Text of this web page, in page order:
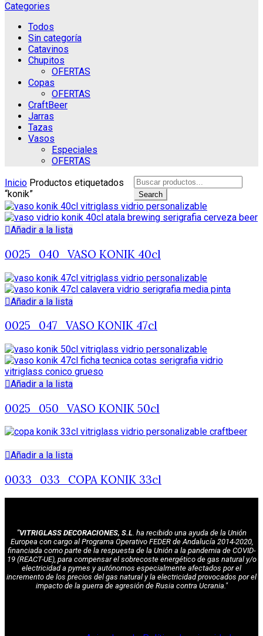
Categories
Todos
Sin categoría
Catavinos
Chupitos
OFERTAS
Copas
OFERTAS
CraftBeer
Jarras
Tazas
Vasos
Especiales
OFERTAS
Inicio Productos etiquetados
“konik”
Search
for:
Search
Añadir a la lista
0025_040_VASO KONIK 40cl
Añadir a la lista
0025_047_VASO KONIK 47cl
Añadir a la lista
0025_050_VASO KONIK 50cl
Añadir a la lista
0033_033_COPA KONIK 33cl
"VITRIGLASS DECORACIONES, S.L . ha recibido una ayuda de la Unión
Europea con cargo al Programa Operativo FEDER de Andalucía 2014-2020,
financiada como parte de la respuesta de la Unión a la pandemia de COVID-
19 (REACT-UE), para compensar el sobrecoste energético de gas natural y/o
electricidad a pymes y autónomos especialmente afectados por el
incremento de los precios del gas natural y la electricidad provocados por el
impacto de la guerra de agresión de Rusia contra Ucrania."